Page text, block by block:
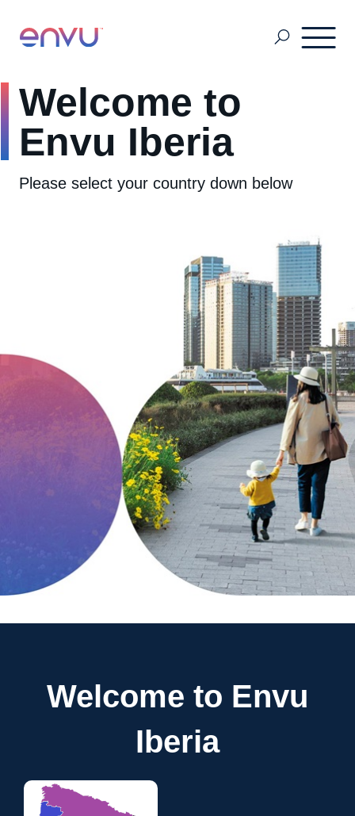
Quiénes somos
Carreras
Envu Portugal
Welcome to
Envu Iberia
Please select your country down below
Welcome to Envu
Iberia